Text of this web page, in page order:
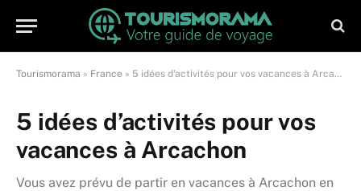
Tourismorama » France » 5 idées d’activités pour vos vacances à Arcachon
5 idées d’activités pour vos
vacances à Arcachon
Vous avez prévu de partir en vacances à Arcachon en